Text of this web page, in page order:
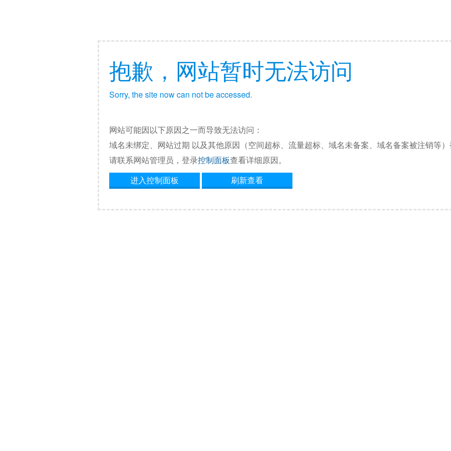
抱歉，网站暂时无法访问
Sorry, the site now can not be accessed.
网站可能因以下原因之一而导致无法访问：
域名未绑定、网站过期 以及其他原因（空间超标、流量超标、域名未备案、域名备案被注销等）
请联系网站管理员，登录控制面板查看详细原因。
进入控制面板
刷新查看